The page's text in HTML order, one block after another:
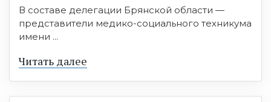
В составе делегации Брянской области —
представители медико-социального техникума
имени ...
Читать далее